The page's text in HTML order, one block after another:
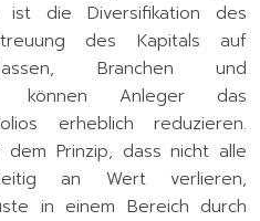
ist die Diversifikation des
des Kapitals auf
Branchen und
können Anleger das
erheblich reduzieren.
Prinzip, dass nicht alle
an Wert verlieren,
in einem Bereich durch